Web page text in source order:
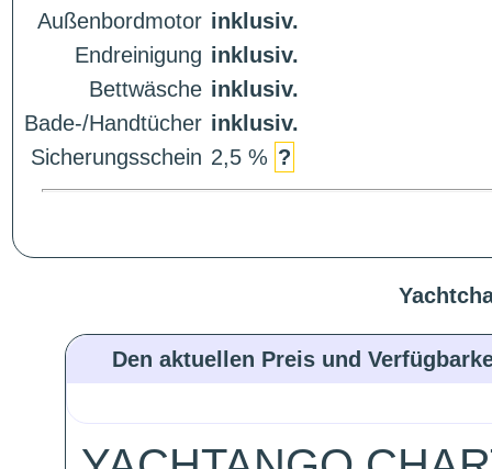
Außenbordmotor inklusiv.
Endreinigung inklusiv.
Bettwäsche inklusiv.
Bade-/Handtücher inklusiv.
Sicherungsschein 2,5 % ?
Den aktuellen Preis und